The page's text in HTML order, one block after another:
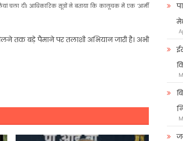
चला दी। आधिकारिक सूत्रों ने बताया कि कालूचक में एक ‘आर्मी
तक बड़े पैमाने पर तलाशी अभियान जारी है। अभी